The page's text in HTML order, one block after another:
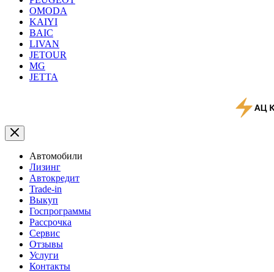
OMODA
KAIYI
BAIC
LIVAN
JETOUR
MG
JETTA
Автомобили
Лизинг
Автокредит
Trade-in
Выкуп
Госпрограммы
Рассрочка
Сервис
Отзывы
Услуги
Контакты